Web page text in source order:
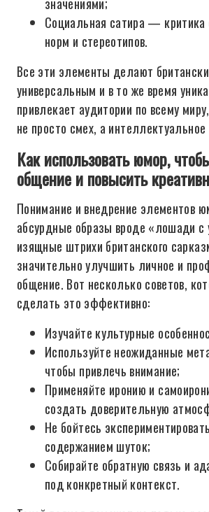
Социальная сатира — критика
норм и стереотипов.
Все эти элементы делают
универсальным и в то же время
привлекает аудитории по всему
не просто смех, а
Как использовать юмор,
общение и повысить
Понимание и внедрение элементов
абсурдные образы вроде «лошади с
изящные штрихи британского
значительно улучшить личное и
общение. Вот несколько советов,
сделать это эффективно:
Изучайте культурные
Используйте неожиданные
чтобы привлечь внимание;
Применяйте иронию и
создать доверительную
Не бойтесь
содержанием шуток;
Собирайте обратную связь и
под конкретный контекст.